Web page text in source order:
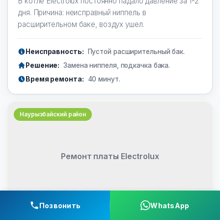
Позвонить WhatsApp
дня. Причина: неисправный ниппель в
расширительном баке, воздух ушел.
Неисправность:
Пустой расширительный бак.
Решение: Замена ниппеля, подкачка бака.
Время ремонта:
40 минут.
Ремонт платы Electrolux
Наурызбайский район